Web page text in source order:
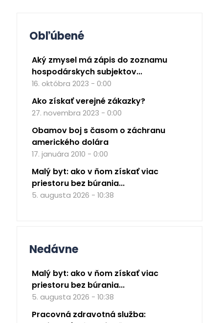
Obľúbené
Aký zmysel má zápis do zoznamu
hospodárskych subjektov...
16. októbra 2023 - 0:00
Ako získať verejné zákazky?
27. novembra 2023 - 0:00
Obamov boj s časom o záchranu
amerického dolára
17. januára 2010 - 0:00
Malý byt: ako v ňom získať viac
priestoru bez búrania...
5. augusta 2026 - 10:38
Nedávne
Malý byt: ako v ňom získať viac
priestoru bez búrania...
5. augusta 2026 - 10:38
Pracovná zdravotná služba: